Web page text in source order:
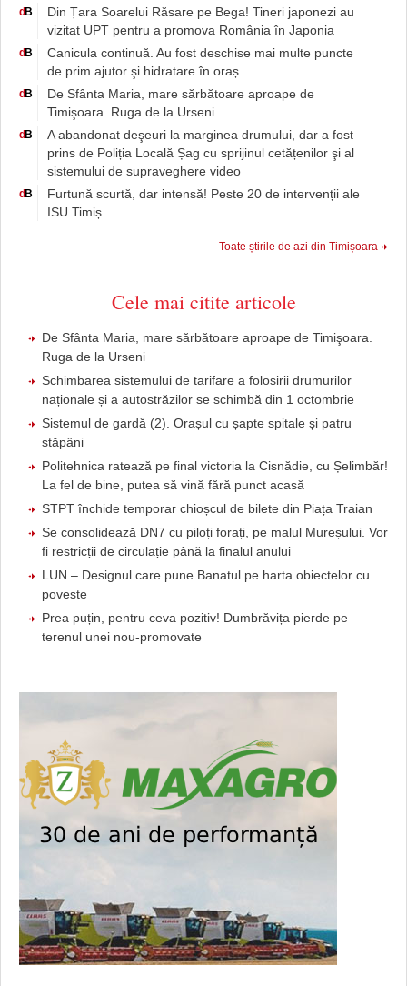
d B
Din Țara Soarelui Răsare pe Bega! Tineri japonezi au
vizitat UPT pentru a promova România în Japonia
d B
Canicula continuă. Au fost deschise mai multe puncte
de prim ajutor şi hidratare în oraș
d B
De Sfânta Maria, mare sărbătoare aproape de
Timişoara. Ruga de la Urseni
d B
A abandonat deşeuri la marginea drumului, dar a fost
prins de Poliția Locală Șag cu sprijinul cetățenilor şi al
sistemului de supraveghere video
d B
Furtună scurtă, dar intensă! Peste 20 de intervenții ale
ISU Timiș
Toate știrile de azi din Timișoara
Cele mai citite articole
De Sfânta Maria, mare sărbătoare aproape de Timişoara.
Ruga de la Urseni
Schimbarea sistemului de tarifare a folosirii drumurilor
naționale și a autostrăzilor se schimbă din 1 octombrie
Sistemul de gardă (2). Orașul cu șapte spitale și patru
stăpâni
Politehnica ratează pe final victoria la Cisnădie, cu Șelimbăr!
La fel de bine, putea să vină fără punct acasă
STPT închide temporar chioșcul de bilete din Piața Traian
Se consolidează DN7 cu piloți forați, pe malul Mureșului. Vor
fi restricții de circulație până la finalul anului
LUN – Designul care pune Banatul pe harta obiectelor cu
poveste
Prea puțin, pentru ceva pozitiv! Dumbrăvița pierde pe
terenul unei nou-promovate